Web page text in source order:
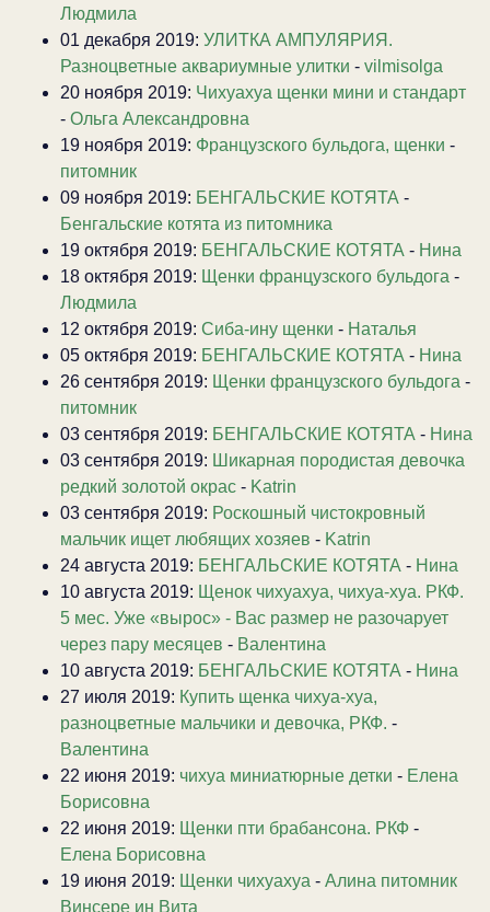
Людмила
01 декабря 2019: УЛИТКА АМПУЛЯРИЯ.
Разноцветные аквариумные улитки - vilmisolga
20 ноября 2019: Чихуахуа щенки мини и стандарт
- Ольга Александровна
19 ноября 2019: Французского бульдога, щенки -
питомник
09 ноября 2019: БЕНГАЛЬСКИЕ КОТЯТА -
Бенгальские котята из питомника
19 октября 2019: БЕНГАЛЬСКИЕ КОТЯТА - Нина
18 октября 2019: Щенки французского бульдога -
Людмила
12 октября 2019: Сиба-ину щенки - Наталья
05 октября 2019: БЕНГАЛЬСКИЕ КОТЯТА - Нина
26 сентября 2019: Щенки французского бульдога -
питомник
03 сентября 2019: БЕНГАЛЬСКИЕ КОТЯТА - Нина
03 сентября 2019: Шикарная породистая девочка
редкий золотой окрас - Katrin
03 сентября 2019: Роскошный чистокровный
мальчик ищет любящих хозяев - Katrin
24 августа 2019: БЕНГАЛЬСКИЕ КОТЯТА - Нина
10 августа 2019: Щенок чихуахуа, чихуа-хуа. РКФ.
5 мес. Уже «вырос» - Вас размер не разочарует
через пару месяцев - Валентина
10 августа 2019: БЕНГАЛЬСКИЕ КОТЯТА - Нина
27 июля 2019: Купить щенка чихуа-хуа,
разноцветные мальчики и девочка, РКФ. -
Валентина
22 июня 2019: чихуа миниатюрные детки - Елена
Борисовна
22 июня 2019: Щенки пти брабансона. РКФ -
Елена Борисовна
19 июня 2019: Щенки чихуахуа - Алина питомник
Винсере ин Вита